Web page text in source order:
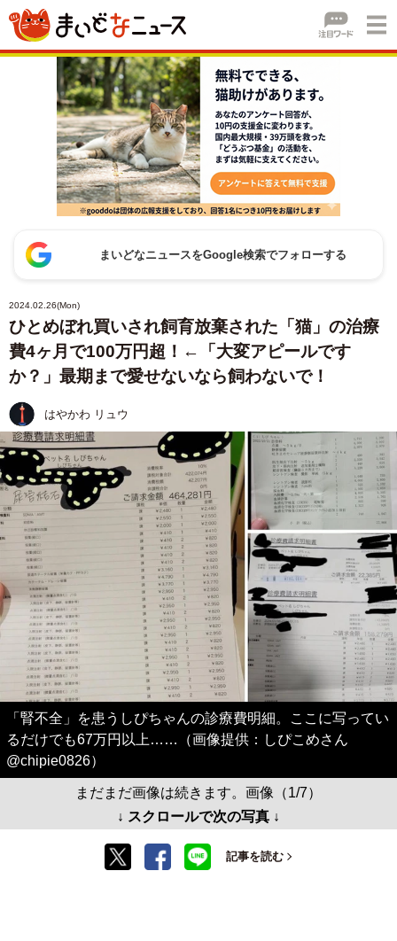
まいどなニュースをGoogle検索でフォローする
2024.02.26(Mon)
ひとめぼれ買いされ飼育放棄された「猫」の治療
費4ヶ月で100万円超！←「大変アピールです
か？」最期まで愛せないなら飼わないで！
はやかわ リュウ
「腎不全」を患うしぴちゃんの診療費明細。ここに写ってい
るだけでも67万円以上……（画像提供：しぴこめさん
@chipie0826）
まだまだ画像は続きます。画像（1/7）
↓ スクロールで次の写真 ↓
記事を読む